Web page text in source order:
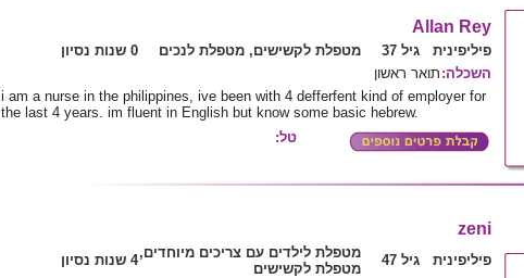
Allan Rey
פיליפינית גיל 37 מטפלת לקשישים, מטפלת לנכים
0 שנות נסיון
השכלה: תואר ראשון
i am a nurse in the philippines, ive been with 4 defferfent kind of employer for
the last 4 years. im fluent in English but know some basic hebrew.
טל:
zeni
פיליפינית גיל 47
מטפלת לילדים עם צריכים מיוחדים,
מטפלת לקשישים
4 שנות נסיון